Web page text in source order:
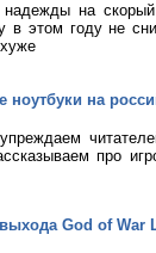
на
этом году не
на
про
God of War